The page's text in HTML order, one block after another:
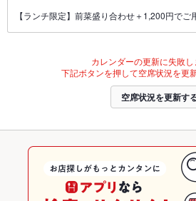
【ランチ限定】前菜盛り合わせ＋1,200円でご
カレンダーの更新に失敗し
下記ボタンを押して空席状況を更
空席状況を更新す